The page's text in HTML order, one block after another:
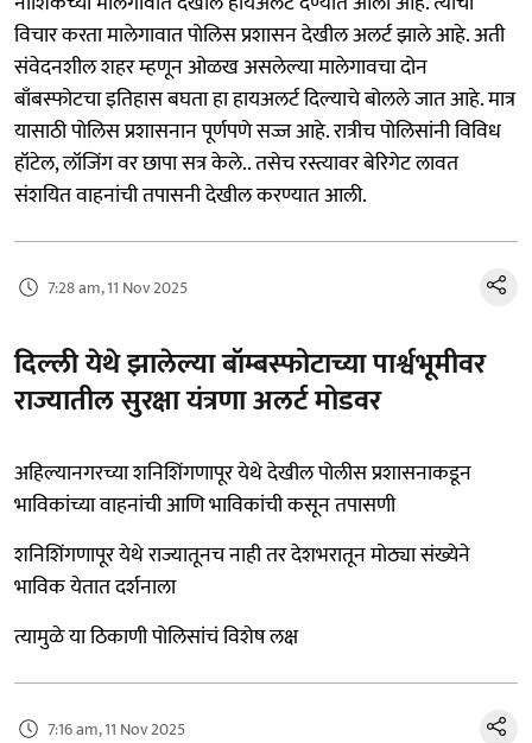
विचार करता मालेगावात पोलिस प्रशासन देखील अलर्ट झाले आहे. अती
संवेदनशील शहर म्हणून ओळख असलेल्या मालेगावचा दोन
बाँबस्फोटचा इतिहास बघता हा हायअलर्ट दिल्याचे बोलले जात आहे. मात्र
यासाठी पोलिस प्रशासनान पूर्णपणे सज्ज आहे. रात्रीच पोलिसांनी विविध
हॉटेल, लॉजिंग वर छापा सत्र केले.. तसेच रस्त्यावर बेरिगेट लावत
संशयित वाहनांची तपासनी देखील करण्यात आली.
7:28 am, 11 Nov 2025
दिल्ली येथे झालेल्या बॉम्बस्फोटाच्या पार्श्वभूमीवर
राज्यातील सुरक्षा यंत्रणा अलर्ट मोडवर
अहिल्यानगरच्या शनिशिंगणापूर येथे देखील पोलीस प्रशासनाकडून
भाविकांच्या वाहनांची आणि भाविकांची कसून तपासणी
शनिशिंगणापूर येथे राज्यातूनच नाही तर देशभरातून मोठ्या संख्येने
भाविक येतात दर्शनाला
त्यामुळे या ठिकाणी पोलिसांचं विशेष लक्ष
7:16 am, 11 Nov 2025